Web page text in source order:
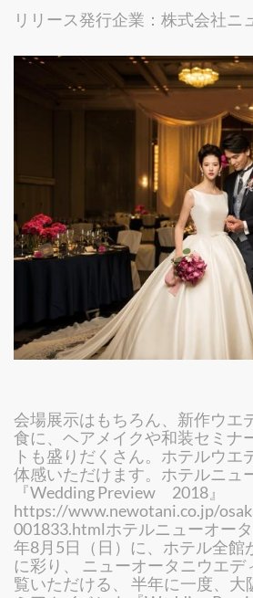
リリース発行企業：株式会社ニ
会場展示はもちろん、新作ウエ
食に、ヘアメイクや和装セミナ
トも盛りだくさん。ホテルウエ
体感いただけます。ホテルニュ
『Wedding Preview 2018』
https://www.newotani.co.jp/
001833.htmlホテルニューオー
年8月5日（日）に、ホテル全館
に彩り、 ニューオータニウエ
覧いただける、 半年に一度、大